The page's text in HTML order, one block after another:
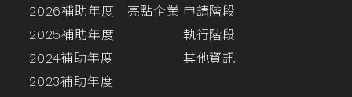
2026補助年度
2025補助年度
2024補助年度
2023補助年度
亮點企業 申請階段
執行階段
其他資訊